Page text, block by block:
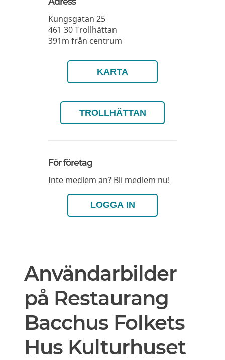
Kungsgatan 25
461 30Trollhättan
391m från centrum
KARTA
TROLLHÄTTAN
För företag
Inte medlem än? Bli medlem nu!
LOGGA IN
Användarbilder
på Restaurang
Bacchus Folkets
Hus Kulturhuset